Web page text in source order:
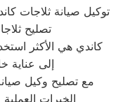
توكيل صيانة ثلاجات
تصليح
كاندي هي الأكثر
إلى عناية
مع تصليح وكيل
الخبرات